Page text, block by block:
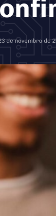
de novembro de